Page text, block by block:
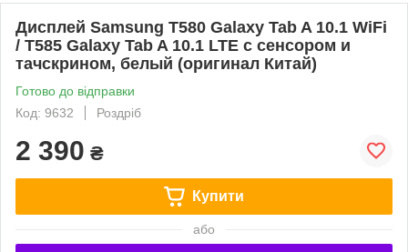
Дисплей Samsung T580 Galaxy Tab A 10.1 WiFi
/ T585 Galaxy Tab A 10.1 LTE с сенсором и
тачскрином, белый (оригинал Китай)
Готово до відправки
Код: 9632
Роздріб
2 390 ₴
Купити
або